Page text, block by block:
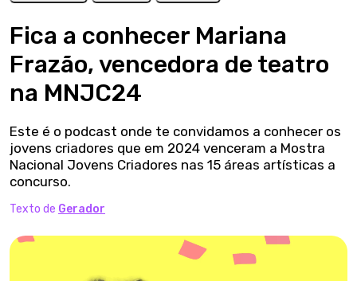
Fica a conhecer Mariana
Frazão, vencedora de teatro
na MNJC24
Este é o podcast onde te convidamos a conhecer os
jovens criadores que em 2024 venceram a Mostra
Nacional Jovens Criadores nas 15 áreas artísticas a
concurso.
Texto de Gerador